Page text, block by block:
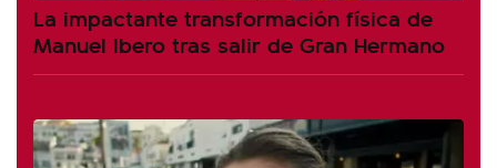
La impactante transformación física de
Manuel Ibero tras salir de Gran Hermano